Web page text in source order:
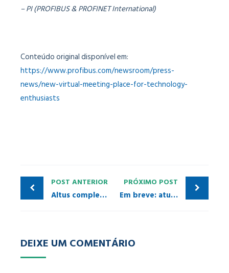
– PI (PROFIBUS & PROFINET International)
Conteúdo original disponível em:
https://www.profibus.com/newsroom/press-
news/new-virtual-meeting-place-for-technology-
enthusiasts
POST ANTERIOR
Altus completa 41 anos de inovação e grandes desafios
PRÓXIMO POST
Em breve: atualização do TIA Portal V19 estará disponível!
DEIXE UM COMENTÁRIO